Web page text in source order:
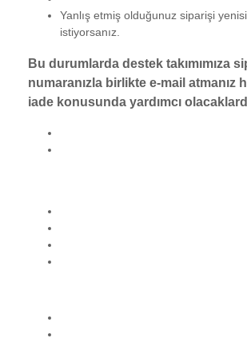
Yanlış etmiş olduğunuz siparişi
istiyorsanız.
Bu durumlarda destek takımımıza
numaranızla birlikte e-mail atmanız
iade konusunda yardımcı